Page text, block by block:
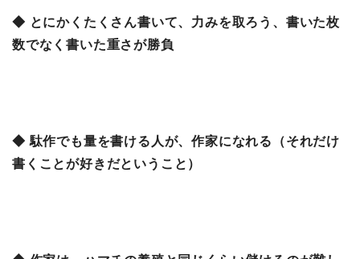
◆ とにかくたくさん書いて、力みを取ろう、書いた枚
数でなく書いた重さが勝負
◆ 駄作でも量を書ける人が、作家になれる（それだけ
書くことが好きだということ）